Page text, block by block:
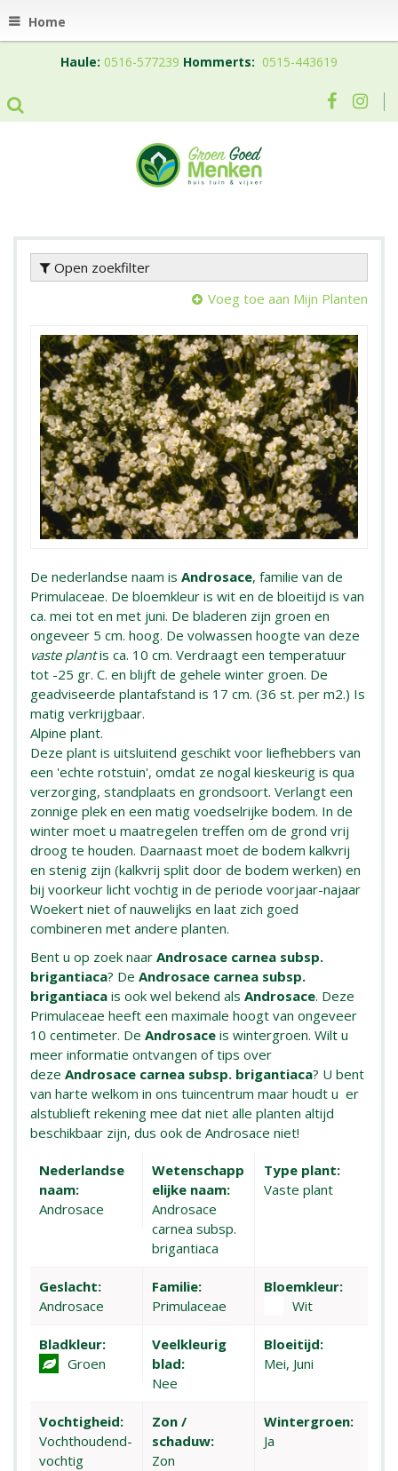
Home
Haule: 0516-577239 Hommerts: 0515-443619
Open zoekfilter
Voeg toe aan Mijn Planten
De nederlandse naam is Androsace, familie van de
Primulaceae. De bloemkleur is wit en de bloeitijd is van
ca. mei tot en met juni. De bladeren zijn groen en
ongeveer 5 cm. hoog. De volwassen hoogte van deze
vaste plantis ca. 10 cm. Verdraagt een temperatuur
tot -25 gr. C. en blijft de gehele winter groen. De
geadviseerde plantafstand is 17 cm. (36 st. per m2.) Is
matig verkrijgbaar.
Alpine plant.
Deze plant is uitsluitend geschikt voor liefhebbers van
een 'echte rotstuin', omdat ze nogal kieskeurig is qua
verzorging, standplaats en grondsoort. Verlangt een
zonnige plek en een matig voedselrijke bodem. In de
winter moet u maatregelen treffen om de grond vrij
droog te houden. Daarnaast moet de bodem kalkvrij
en stenig zijn (kalkvrij split door de bodem werken) en
bij voorkeur licht vochtig in de periode voorjaar-najaar
Woekert niet of nauwelijks en laat zich goed
combineren met andere planten.
Bent u op zoek naar Androsace carnea subsp.
brigantiaca? De Androsace carnea subsp.
brigantiaca is ook wel bekend als Androsace. Deze
Primulaceae heeft een maximale hoogt van ongeveer
10 centimeter. De Androsace is wintergroen. Wilt u
meer informatie ontvangen of tips over
deze Androsace carnea subsp. brigantiaca? U bent
van harte welkom in ons tuincentrum maar houdt u er
alstublieft rekening mee dat niet alle planten altijd
beschikbaar zijn, dus ook de Androsace niet!
Nederlandse
naam:
Androsace
Wetenschapp
elijke naam:
Androsace
carnea subsp.
brigantiaca
Type plant:
Vaste plant
Geslacht:
Androsace
Familie:
Primulaceae
Bloemkleur:
Wit
Bladkleur:
Groen
Veelkleurig
blad:
Nee
Bloeitijd:
Mei, Juni
Vochtigheid:
Vochthoudend-
vochtig
Zon /
schaduw:
Zon
Wintergroen:
Ja